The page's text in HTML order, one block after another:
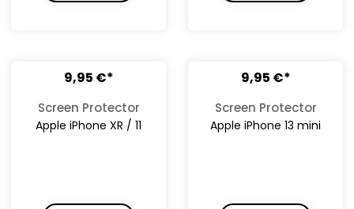
9,95 €*
Screen Protector
Apple iPhone XR / 11
9,95 €*
Screen Protector
Apple iPhone 13 mini